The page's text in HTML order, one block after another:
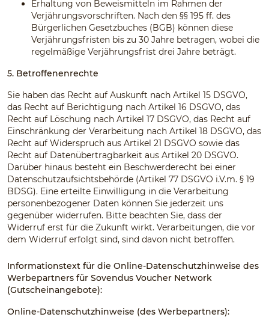
Erhaltung von Beweismitteln im Rahmen der
Verjährungsvorschriften. Nach den §§ 195 ff. des
Bürgerlichen Gesetzbuches (BGB) können diese
Verjährungsfristen bis zu 30 Jahre betragen, wobei die
regelmäßige Verjährungsfrist drei Jahre beträgt.
5. Betroffenenrechte
Sie haben das Recht auf Auskunft nach Artikel 15 DSGVO,
das Recht auf Berichtigung nach Artikel 16 DSGVO, das
Recht auf Löschung nach Artikel 17 DSGVO, das Recht auf
Einschränkung der Verarbeitung nach Artikel 18 DSGVO, das
Recht auf Widerspruch aus Artikel 21 DSGVO sowie das
Recht auf Datenübertragbarkeit aus Artikel 20 DSGVO.
Darüber hinaus besteht ein Beschwerderecht bei einer
Datenschutzaufsichtsbehörde (Artikel 77 DSGVO i.V.m. § 19
BDSG). Eine erteilte Einwilligung in die Verarbeitung
personenbezogener Daten können Sie jederzeit uns
gegenüber widerrufen. Bitte beachten Sie, dass der
Widerruf erst für die Zukunft wirkt. Verarbeitungen, die vor
dem Widerruf erfolgt sind, sind davon nicht betroffen.
Informationstext für die Online-Datenschutzhinweise des
Werbepartners für Sovendus Voucher Network
(Gutscheinangebote):
Online-Datenschutzhinweise (des Werbepartners):